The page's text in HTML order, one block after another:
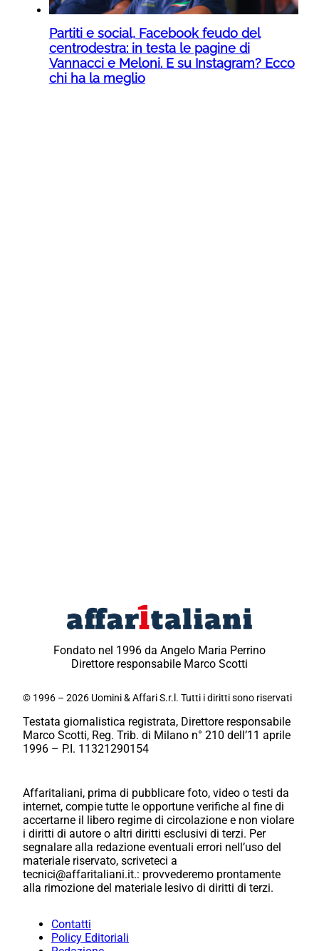
Partiti e social, Facebook feudo del
centrodestra: in testa le pagine di
Vannacci e Meloni. E su Instagram? Ecco
chi ha la meglio
Fondato nel 1996 da Angelo Maria Perrino
Direttore responsabile Marco Scotti
© 1996 – 2026 Uomini & Affari S.r.l. Tutti i diritti sono riservati
Testata giornalistica registrata, Direttore responsabile
Marco Scotti, Reg. Trib. di Milano n° 210 dell’11 aprile
1996 – P.I. 11321290154
Affaritaliani, prima di pubblicare foto, video o testi da
internet, compie tutte le opportune verifiche al fine di
accertarne il libero regime di circolazione e non violare
i diritti di autore o altri diritti esclusivi di terzi. Per
segnalare alla redazione eventuali errori nell’uso del
materiale riservato, scriveteci a
tecnici@affaritaliani.it.: provvederemo prontamente
alla rimozione del materiale lesivo di diritti di terzi.
Contatti
Policy Editoriali